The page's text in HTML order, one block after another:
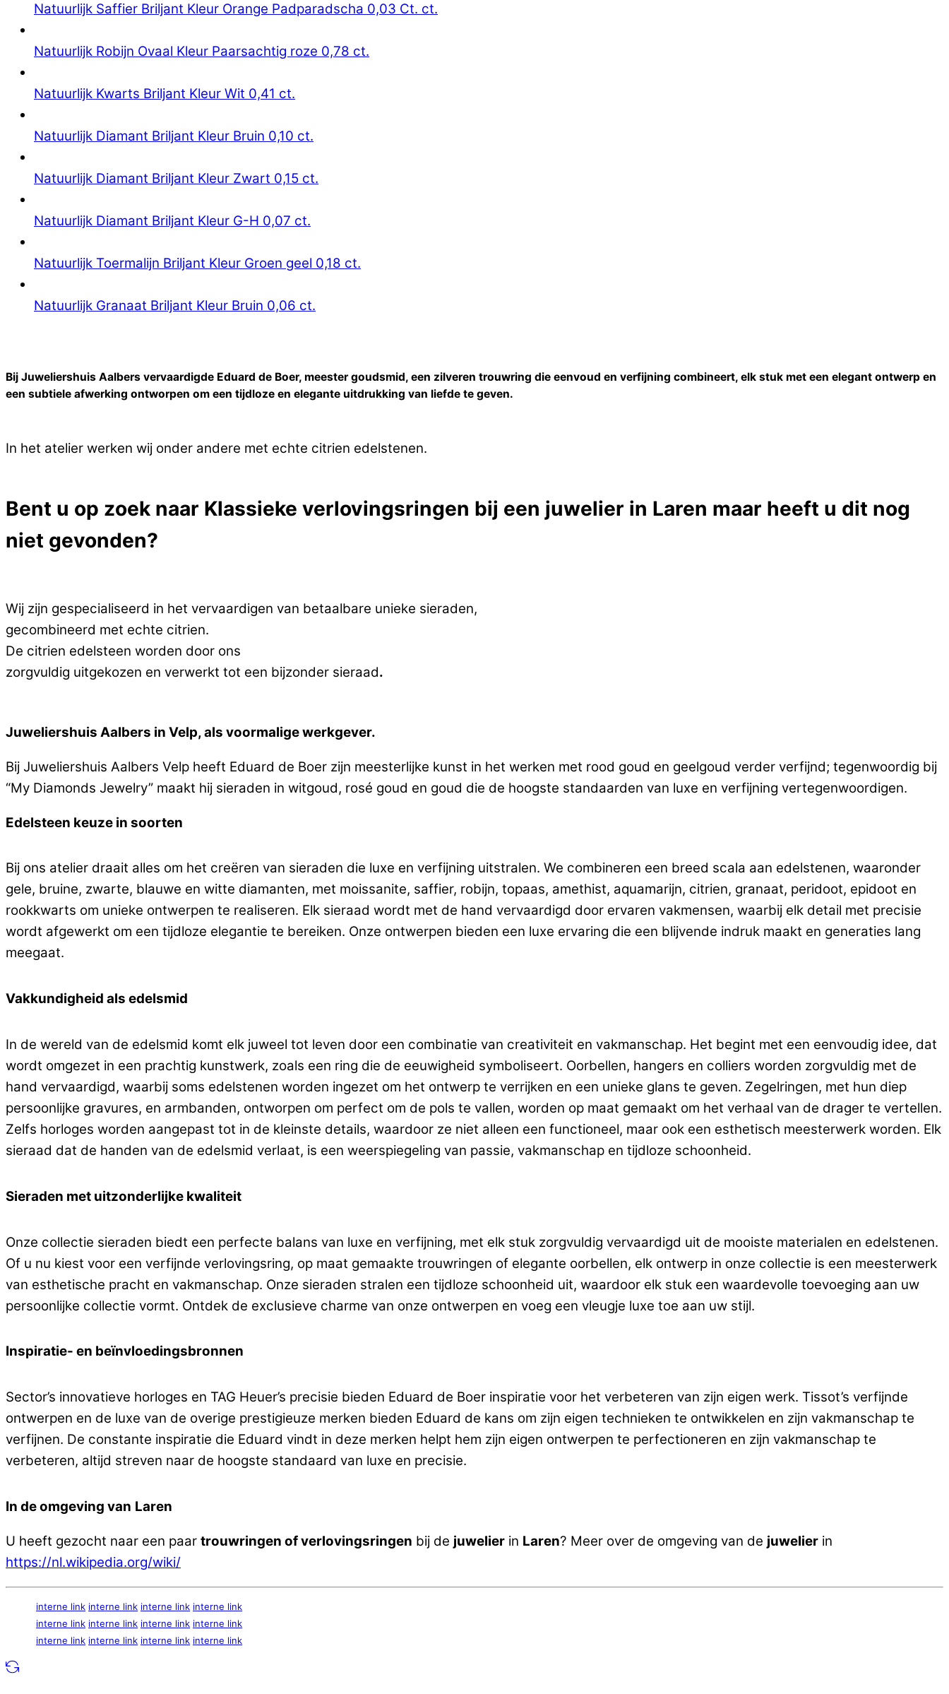
Natuurlijk Saffier Briljant Kleur Orange Padparadscha 0,03 Ct. ct.
Natuurlijk Robijn Ovaal Kleur Paarsachtig roze 0,78 ct.
Natuurlijk Kwarts Briljant Kleur Wit 0,41 ct.
Natuurlijk Diamant Briljant Kleur Bruin 0,10 ct.
Natuurlijk Diamant Briljant Kleur Zwart 0,15 ct.
Natuurlijk Diamant Briljant Kleur G-H 0,07 ct.
Natuurlijk Toermalijn Briljant Kleur Groen geel 0,18 ct.
Natuurlijk Granaat Briljant Kleur Bruin 0,06 ct.
Bij Juweliershuis Aalbers vervaardigde Eduard de Boer, meester goudsmid, een zilveren trouwring die eenvoud en verfijning combineert, elk stuk met een elegant ontwerp en
een subtiele afwerking ontworpen om een tijdloze en elegante uitdrukking van liefde te geven.
In het atelier werken wij onder andere met echte citrien edelstenen.
Bent u op zoek naar Klassieke verlovingsringen bij een juwelier in Laren maar heeft u dit nog
niet gevonden?
Wij zijn gespecialiseerd in het vervaardigen van betaalbare unieke sieraden,
gecombineerd met echte citrien.
De citrien edelsteen worden door ons
zorgvuldig uitgekozen en verwerkt tot een bijzonder sieraad.
Juweliershuis Aalbers in Velp, als voormalige werkgever.
Bij Juweliershuis Aalbers Velp heeft Eduard de Boer zijn meesterlijke kunst in het werken met rood goud en geelgoud verder verfijnd; tegenwoordig bij
“My Diamonds Jewelry” maakt hij sieraden in witgoud, rosé goud en goud die de hoogste standaarden van luxe en verfijning vertegenwoordigen.
Edelsteen keuze in soorten
Bij ons atelier draait alles om het creëren van sieraden die luxe en verfijning uitstralen. We combineren een breed scala aan edelstenen, waaronder
gele, bruine, zwarte, blauwe en witte diamanten, met moissanite, saffier, robijn, topaas, amethist, aquamarijn, citrien, granaat, peridoot, epidoot en
rookkwarts om unieke ontwerpen te realiseren. Elk sieraad wordt met de hand vervaardigd door ervaren vakmensen, waarbij elk detail met precisie
wordt afgewerkt om een tijdloze elegantie te bereiken. Onze ontwerpen bieden een luxe ervaring die een blijvende indruk maakt en generaties lang
meegaat.
Vakkundigheid als edelsmid
In de wereld van de edelsmid komt elk juweel tot leven door een combinatie van creativiteit en vakmanschap. Het begint met een eenvoudig idee, dat
wordt omgezet in een prachtig kunstwerk, zoals een ring die de eeuwigheid symboliseert. Oorbellen, hangers en colliers worden zorgvuldig met de
hand vervaardigd, waarbij soms edelstenen worden ingezet om het ontwerp te verrijken en een unieke glans te geven. Zegelringen, met hun diep
persoonlijke gravures, en armbanden, ontworpen om perfect om de pols te vallen, worden op maat gemaakt om het verhaal van de drager te vertellen.
Zelfs horloges worden aangepast tot in de kleinste details, waardoor ze niet alleen een functioneel, maar ook een esthetisch meesterwerk worden. Elk
sieraad dat de handen van de edelsmid verlaat, is een weerspiegeling van passie, vakmanschap en tijdloze schoonheid.
Sieraden met uitzonderlijke kwaliteit
Onze collectie sieraden biedt een perfecte balans van luxe en verfijning, met elk stuk zorgvuldig vervaardigd uit de mooiste materialen en edelstenen.
Of u nu kiest voor een verfijnde verlovingsring, op maat gemaakte trouwringen of elegante oorbellen, elk ontwerp in onze collectie is een meesterwerk
van esthetische pracht en vakmanschap. Onze sieraden stralen een tijdloze schoonheid uit, waardoor elk stuk een waardevolle toevoeging aan uw
persoonlijke collectie vormt. Ontdek de exclusieve charme van onze ontwerpen en voeg een vleugje luxe toe aan uw stijl.
Inspiratie- en beïnvloedingsbronnen
Sector’s innovatieve horloges en TAG Heuer’s precisie bieden Eduard de Boer inspiratie voor het verbeteren van zijn eigen werk. Tissot’s verfijnde
ontwerpen en de luxe van de overige prestigieuze merken bieden Eduard de kans om zijn eigen technieken te ontwikkelen en zijn vakmanschap te
verfijnen. De constante inspiratie die Eduard vindt in deze merken helpt hem zijn eigen ontwerpen te perfectioneren en zijn vakmanschap te
verbeteren, altijd streven naar de hoogste standaard van luxe en precisie.
In de omgeving van Laren
U heeft gezocht naar een paar trouwringen of verlovingsringen bij de juwelier in Laren? Meer over de omgeving van de juwelier in
https://nl.wikipedia.org/wiki/
interne link interne link interne link interne link
interne link interne link interne link interne link
interne link interne link interne link interne link